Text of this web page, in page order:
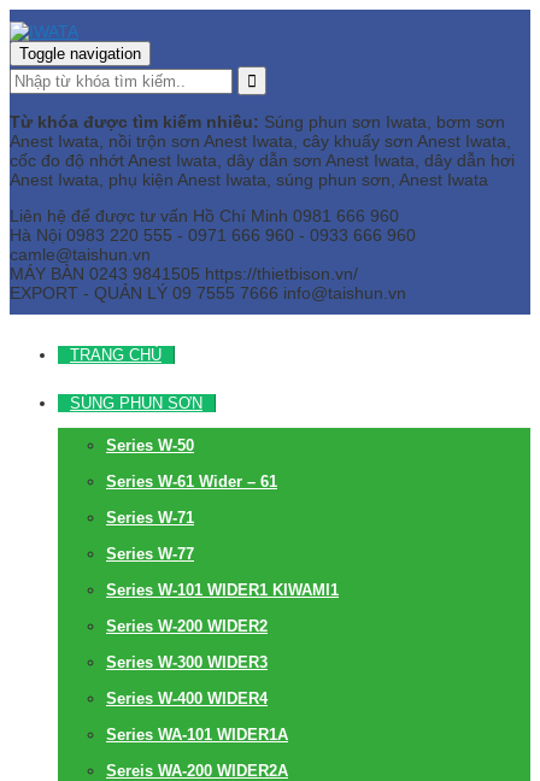
Toggle navigation
Từ khóa được tìm kiếm nhiều: Súng phun sơn Iwata, bơm sơn
Anest Iwata, nồi trộn sơn Anest Iwata, cây khuấy sơn Anest Iwata,
cốc đo độ nhớt Anest Iwata, dây dẫn sơn Anest Iwata, dây dẫn hơi
Anest Iwata, phụ kiện Anest Iwata, súng phun sơn, Anest Iwata
Liên hệ để được tư vấn Hồ Chí Minh 0981 666 960
Hà Nội 0983 220 555 - 0971 666 960 - 0933 666 960
camle@taishun.vn
MÁY BÀN 0243 9841505 https://thietbison.vn/
EXPORT - QUẢN LÝ 09 7555 7666 info@taishun.vn
TRANG CHỦ
SÚNG PHUN SƠN
Series W-50
Series W-61 Wider – 61
Series W-71
Series W-77
Series W-101 WIDER1 KIWAMI1
Series W-200 WIDER2
Series W-300 WIDER3
Series W-400 WIDER4
Series WA-101 WIDER1A
Sereis WA-200 WIDER2A